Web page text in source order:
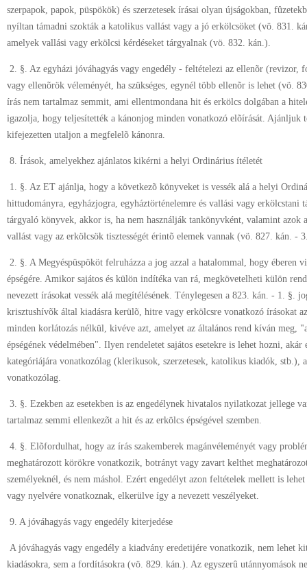
szerpapok, papok, püspökök) és szerzetesek írásai olyan újságokban,
nyíltan támadni szokták a katolikus vallást vagy a jó erkölcsöket (vö. 831.
amelyek vallási vagy erkölcsi kérdéseket tárgyalnak (vö. 832. kán.).
2. §. Az egyházi jóváhagyás vagy engedély - feltételezi az ellenõr (revizor,
vagy ellenõrök véleményét, ha szükséges, egynél több ellenõr is lehet (vö.
írás nem tartalmaz semmit, ami ellentmondana hit és erkölcs dolgában a
igazolja, hogy teljesítették a kánonjog minden vonatkozó elõírását. Ajánljuk
kifejezetten utaljon a megfelelõ kánonra.
8. Írások, amelyekhez ajánlatos kikérni a helyi Ordinárius ítéletét
1. §. Az ET ajánlja, hogy a következõ könyveket is vessék alá a helyi
hittudományra, egyházjogra, egyháztörténelemre és vallási vagy erkölcstani
tárgyaló könyvek, akkor is, ha nem használják tankönyvként, valamint azok
vallást vagy az erkölcsök tisztességét érintõ elemek vannak (vö. 827. kán. -
2. §. A Megyéspüspököt felruházza a jog azzal a hatalommal, hogy éberen
épségére. Amikor sajátos és külön indítéka van rá, megkövetelheti külön
nevezett írásokat vessék alá megítélésének. Ténylegesen a 823. kán. - 1. §.
krisztushívõk által kiadásra kerülõ, hitre vagy erkölcsre vonatkozó írásokat
minden korlátozás nélkül, kivéve azt, amelyet az általános rend kíván meg,
épségének védelmében". Ilyen rendeletet sajátos esetekre is lehet hozni, akár
kategóriájára vonatkozólag (klerikusok, szerzetesek, katolikus kiadók, stb.),
vonatkozólag.
3. §. Ezekben az esetekben is az engedélynek hivatalos nyilatkozat jellege
tartalmaz semmi ellenkezõt a hit és az erkölcs épségével szemben.
4. §. Elõfordulhat, hogy az írás szakemberek magánvéleményét vagy
meghatározott körökre vonatkozik, botrányt vagy zavart kelthet
személyeknél, és nem máshol. Ezért engedélyt azon feltételek mellett is
vagy nyelvére vonatkoznak, elkerülve így a nevezett veszélyeket.
9. A jóváhagyás vagy engedély kiterjedése
A jóváhagyás vagy engedély a kiadvány eredetijére vonatkozik, nem lehet
kiadásokra, sem a fordításokra (vö. 829. kán.). Az egyszerû utánnyomások